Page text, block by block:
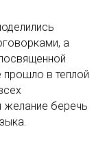
а
в теплой
желание беречь